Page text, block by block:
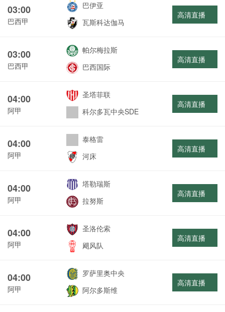
03:00
巴西甲
巴伊亚
瓦斯科达伽马
高清直播
03:00
巴西甲
帕尔梅拉斯
巴西国际
高清直播
04:00
阿甲
圣塔菲联
科尔多瓦中央SDE
高清直播
04:00
阿甲
泰格雷
河床
高清直播
04:00
阿甲
塔勒瑞斯
拉努斯
高清直播
04:00
阿甲
圣洛伦索
飓风队
高清直播
04:00
阿甲
罗萨里奥中央
阿尔多斯维
高清直播